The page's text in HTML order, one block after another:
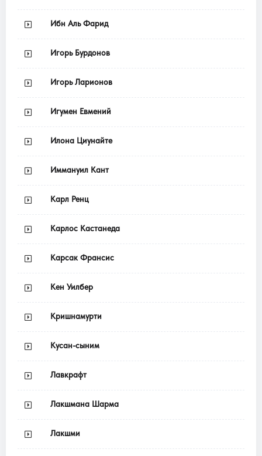
Ибн Аль Фарид
Игорь Бурдонов
Игорь Ларионов
Игумен Евмений
Илона Циунайте
Иммануил Кант
Карл Ренц
Карлос Кастанеда
Карсак Франсис
Кен Уилбер
Кришнамурти
Кусан-сыним
Лавкрафт
Лакшмана Шарма
Лакшми